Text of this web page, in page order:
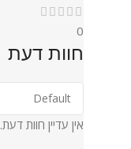
0
חוות דעת
אין עדיין חוות דעת.